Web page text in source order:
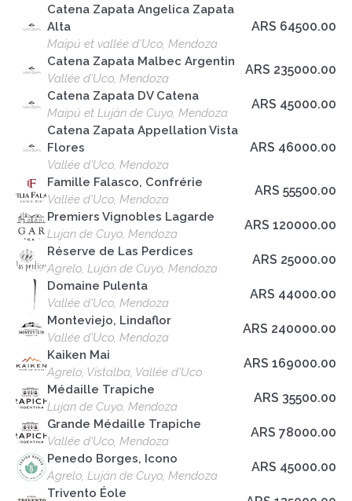
Catena Zapata Angelica Zapata
Alta
Maipú et vallée d'Uco, Mendoza
ARS 64500.00
Catena Zapata Malbec Argentin
Vallée d'Uco, Mendoza
ARS 235000.00
Catena Zapata DV Catena
Maipú et Luján de Cuyo, Mendoza
ARS 45000.00
Catena Zapata Appellation Vista
Flores
Vallée d'Uco, Mendoza
ARS 46000.00
Famille Falasco, Confrérie
Vallée d'Uco, Mendoza
ARS 55500.00
Premiers Vignobles Lagarde
Lujan de Cuyo, Mendoza
ARS 120000.00
Réserve de Las Perdices
Agrelo, Luján de Cuyo, Mendoza
ARS 25000.00
Domaine Pulenta
Vallée d'Uco, Mendoza
ARS 44000.00
Monteviejo, Lindaflor
Vallée d'Uco, Mendoza
ARS 240000.00
Kaiken Mai
Agrelo, Vistalba, Vallée d'Uco
ARS 169000.00
Médaille Trapiche
Lujan de Cuyo, Mendoza
ARS 35500.00
Grande Médaille Trapiche
Vallée d'Uco, Mendoza
ARS 78000.00
Penedo Borges, Icono
Agrelo, Luján de Cuyo, Mendoza
ARS 45000.00
Trivento Éole